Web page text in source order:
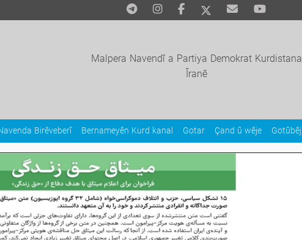
Malpera Navendî a Partiya Demokrat Kurdistana
Îranê
Birêveberî Bernameyên Kurd kanal Gotar Çand û wêje Gotûbêj